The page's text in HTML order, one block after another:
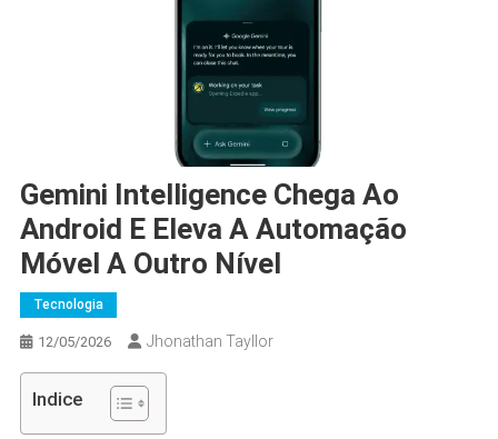
Gemini Intelligence Chega Ao
Android E Eleva A Automação
Móvel A Outro Nível
Tecnologia
12/05/2026 Jhonathan Tayllor
Indice